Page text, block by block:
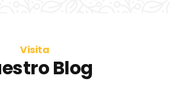
Visita
Blog